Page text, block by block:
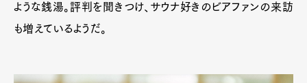
ような銭湯。評判を聞きつけ、サウナ好きのビアファンの来訪
も増えているようだ。